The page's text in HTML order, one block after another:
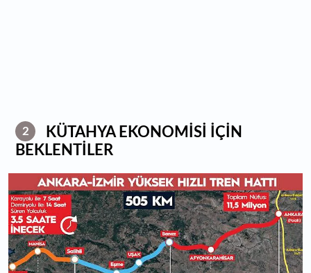
2
KÜTAHYA EKONOMİSİ İÇİN
BEKLENTİLER